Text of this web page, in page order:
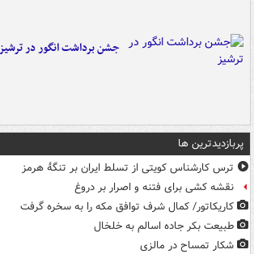
جشن برداشت انگور در ترشیز
پربازدیدترین ها
ترس کارشناس کویتی از تسلط ایران بر تنگۀ هرمز
نقشه کشی برای فتنه و اصرار بر دروغ
کاریکاتور/ کمال شرف توافق مکه را به سخره گرفت
طبیعت بکر جاده اسالم به خلخال
شکار تمساح در مالزی